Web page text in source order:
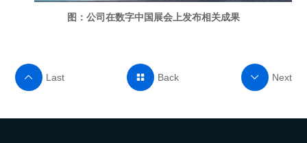
图：公司在数字中国展会上发布相关成果
 Last  Back  Next